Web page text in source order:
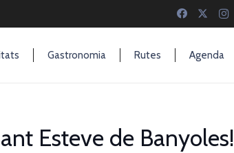
Gastronomia Rutes Agenda
Esteve de Banyoles!